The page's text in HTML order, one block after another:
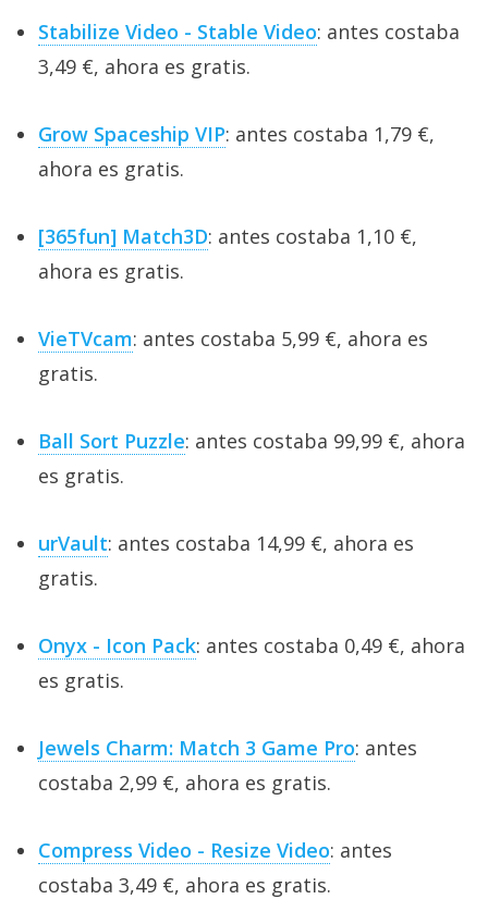
Stabilize Video - Stable Video: antes costaba
3,49 €, ahora es gratis.
Grow Spaceship VIP: antes costaba 1,79 €,
ahora es gratis.
[365fun] Match3D: antes costaba 1,10 €,
ahora es gratis.
VieTVcam: antes costaba 5,99 €, ahora es
gratis.
Ball Sort Puzzle: antes costaba 99,99 €, ahora
es gratis.
urVault: antes costaba 14,99 €, ahora es
gratis.
Onyx - Icon Pack: antes costaba 0,49 €, ahora
es gratis.
Jewels Charm: Match 3 Game Pro: antes
costaba 2,99 €, ahora es gratis.
Compress Video - Resize Video: antes
costaba 3,49 €, ahora es gratis.